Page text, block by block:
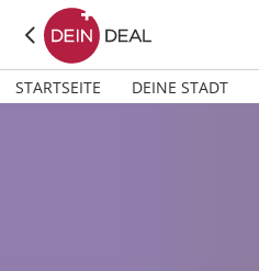
STARTSEITE DEINE STADT